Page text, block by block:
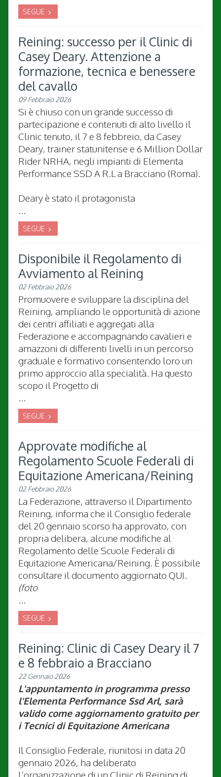
SEGUE
Reining: successo per il Clinic di
Casey Deary. Attenzione a
formazione, tecnica e benessere
del cavallo
09 Febbraio 2026
Si è chiuso con un grande successo di
partecipazione e contenuti di alto livello il
Clinic tenuto, il 7 e 8 febbreio, da Casey
Deary, trainer statunitense e 6 Million Dollar
Rider NRHA, negli impianti di Elementa
Performance SSD A R.L a Bracciano (Roma).
Deary è stato il protagonista
...
SEGUE
Disponibile il Regolamento di
Avviamento al Reining
02 Febbraio 2026
Promuovere e sviluppare la disciplina del
Reining, ampliando le opportunità di azione
dei centri affiliati e aggregati alla
Federazione e accompagnando cavalieri e
amazzoni di differenti livelli in un percorso
graduale e formativo consentendo loro un
primo approccio alla specialità. Ha questo
scopo il Progetto di
...
SEGUE
Approvate modifiche al
Regolamento Scuole Federali di
Equitazione Americana/Reining
02 Febbraio 2026
La Federazione, attraverso il Dipartimento
Reining, informa che il Consiglio federale
del 20 gennaio scorso ha approvato, con
propria delibera, alcune modifiche al
Regolamento delle Scuole Federali di
Equitazione Americana/Reining. È possibile
consultare il documento aggiornato QUI.
(foto
...
SEGUE
Reining: Clinic di Casey Deary il 7
e 8 febbraio a Bracciano
22 Gennaio 2026
L'appuntamento in programma presso
l'Elementa Performance Ssd Arl, sarà
valido come aggiornamento gratuito per
i Tecnici di Equitazione Americana
Il Consiglio Federale, riunitosi in data 20
gennaio 2026, ha deliberato